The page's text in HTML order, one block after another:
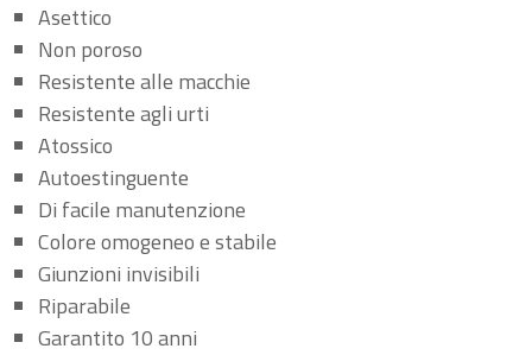
Asettico
Non poroso
Resistente alle macchie
Resistente agli urti
Atossico
Autoestinguente
Di facile manutenzione
Colore omogeneo e stabile
Giunzioni invisibili
Riparabile
Garantito 10 anni